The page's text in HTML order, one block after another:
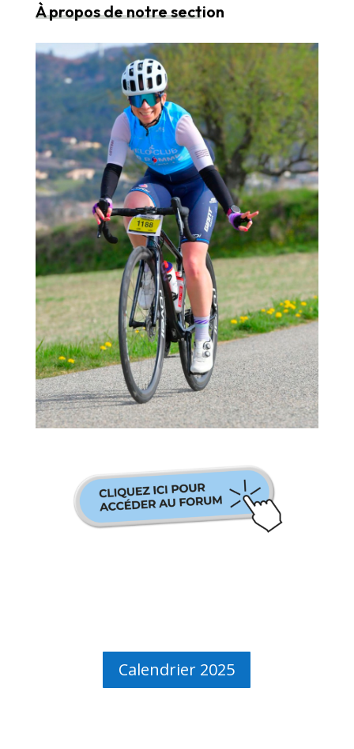
À propos de notre section
Calendrier 2025